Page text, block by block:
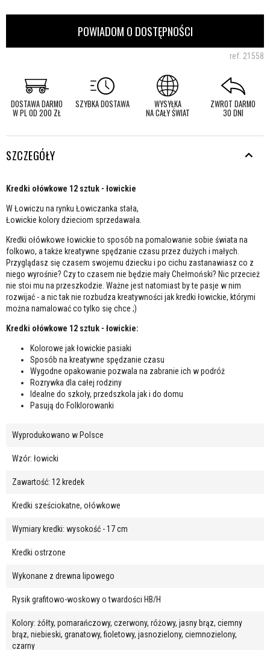
POWIADOM O DOSTĘPNOŚCI
ref. 21558
DOSTAWA DARMO
W PL OD 200 ZŁ
SZYBKA DOSTAWA WYSYŁKA
NA CAŁY ŚWIAT
ZWROT DARMO
30 DNI
SZCZEGÓŁY
Kredki ołówkowe 12 sztuk - łowickie
W Łowiczu na rynku Łowiczanka stała,
Łowickie kolory dzieciom sprzedawała.
Kredki ołówkowe łowickie to sposób na pomalowanie sobie świata na
folkowo, a także kreatywne spędzanie czasu przez dużych i małych.
Przyglądasz się czasem swojemu dziecku i po cichu zastanawiasz co z
niego wyrośnie? Czy to czasem nie będzie mały Chełmoński? Nic przecież
nie stoi mu na przeszkodzie. Ważne jest natomiast by te pasje w nim
rozwijać - a nic tak nie rozbudza kreatywności jak kredki łowickie, którymi
można namalować co tylko się chce ;)
Kredki ołówkowe 12 sztuk - łowickie:
Kolorowe jak łowickie pasiaki
Sposób na kreatywne spędzanie czasu
Wygodne opakowanie pozwala na zabranie ich w podróż
Rozrywka dla całej rodziny
Idealne do szkoły, przedszkola jak i do domu
Pasują do Folklorowanki
Wyprodukowano w Polsce
Wzór: łowicki
Zawartość: 12 kredek
Kredki sześciokatne, ołówkowe
Wymiary kredki: wysokość - 17 cm
Kredki ostrzone
Wykonane z drewna lipowego
Rysik grafitowo-woskowy o twardości HB/H
Kolory: żółty, pomarańczowy, czerwony, różowy, jasny brąz, ciemny
brąz, niebieski, granatowy, fioletowy, jasnozielony, ciemnozielony,
czarny